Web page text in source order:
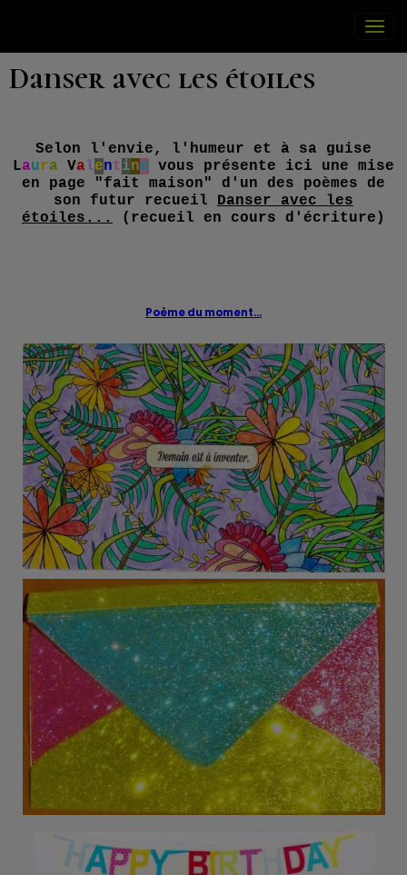
Danser avec les étoiles
Selon l'envie, l'humeur et à sa guise
Laura Valentine vous présente ici une mise
en page "fait maison" d'un des poèmes de
son futur recueil Danser avec les
étoiles...
(recueil en cours d'écriture)
Poème du moment...